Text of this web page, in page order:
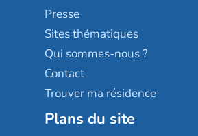
Sérénys
Résidences services Villa
Presse
Sites thématiques
Qui sommes-nous ?
Contact
Trouver ma résidence
Plans du site